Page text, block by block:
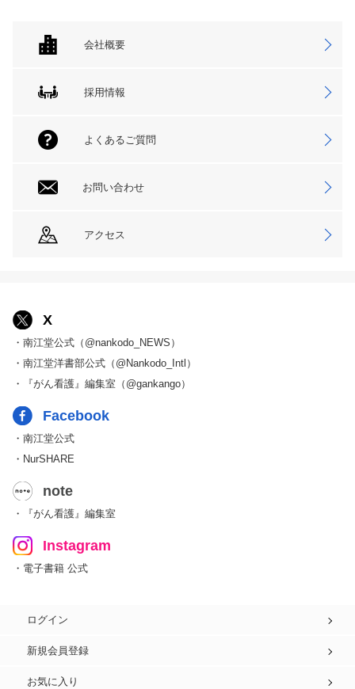
会社概要
採用情報
よくあるご質問
お問い合わせ
アクセス
X
・南江堂公式（@nankodo_NEWS）
・南江堂洋書部公式（@Nankodo_Intl）
・『がん看護』編集室（@gankango）
Facebook
・南江堂公式
・NurSHARE
note
・『がん看護』編集室
Instagram
・電子書籍 公式
ログイン
新規会員登録
お気に入り